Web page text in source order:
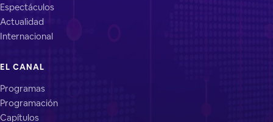
Espectáculos
Actualidad
Internacional
EL CANAL
Programas
Programación
Capítulos